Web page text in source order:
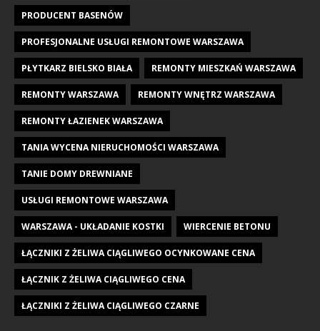
PRODUCENT BASENÓW
PROFESJONALNE USŁUGI REMONTOWE WARSZAWA
PŁYTKARZ BIELSKO BIAŁA REMONTY MIESZKAŃ WARSZAWA
REMONTY WARSZAWA REMONTY WNĘTRZ WARSZAWA
REMONTY ŁAZIENEK WARSZAWA
TANIA WYCENA NIERUCHOMOŚCI WARSZAWA
TANIE DOMY DREWNIANE
USŁUGI REMONTOWE WARSZAWA
WARSZAWA - UKŁADANIE KOSTKI WIERCENIE BETONU
ŁĄCZNIKI Z ŻELIWA CIĄGLIWEGO OCYNKOWANE CENA
ŁĄCZNIK Z ŻELIWA CIĄGLIWEGO CENA
ŁĄCZNIKI Z ŻELIWA CIĄGLIWEGO CZARNE